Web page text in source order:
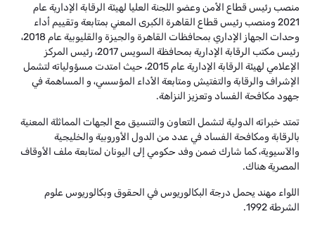
منصب رئيس قطاع الأمن وعضو اللجنة العليا لهيئة الرقابة الإدارية عام
2021 ومنصب رئيس قطاع القاهرة الكبرى المعني بمتابعة وتقييم أداء
وحدات الجهاز الإداري بمحافظات القاهرة والجيزة والقليوبية عام 2018،
رئيس مكتب الرقابة الإدارية بمحافظة السويس 2017، رئيس المركز
الإعلامي لهيئة الرقابة الإدارية عام 2015، حيث امتدت مسؤولياته لتشمل
الإشراف والرقابة والتفتيش ومتابعة الأداء المؤسسي، و المساهمة في
جهود مكافحة الفساد وتعزيز النزاهة.
تمتد خبراته الدولية لتشمل التعاون والتنسيق مع الجهات المماثلة المعنية
بالرقابة ومكافحة الفساد في عدد من الدول الأوروبية والخليجية
والآسيوية، كما شارك ضمن وفد حكومي إلى اليونان لمتابعة ملف الأوقاف
المصرية هناك.
اللواء مهند يحمل درجة البكالوريوس في الحقوق وبكالوريوس علوم
الشرطة 1992.